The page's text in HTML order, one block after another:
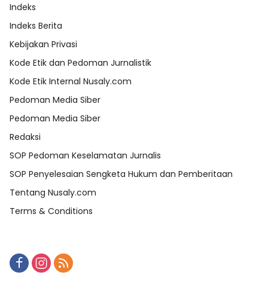
Indeks
Indeks Berita
Kebijakan Privasi
Kode Etik dan Pedoman Jurnalistik
Kode Etik Internal Nusaly.com
Pedoman Media Siber
Pedoman Media Siber
Redaksi
SOP Pedoman Keselamatan Jurnalis
SOP Penyelesaian Sengketa Hukum dan Pemberitaan
Tentang Nusaly.com
Terms & Conditions